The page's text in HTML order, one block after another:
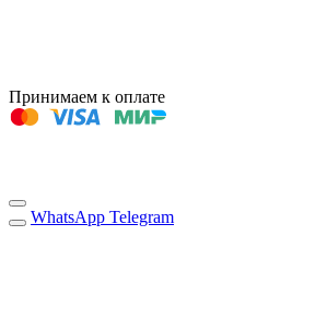
Принимаем к оплате
WhatsApp Telegram